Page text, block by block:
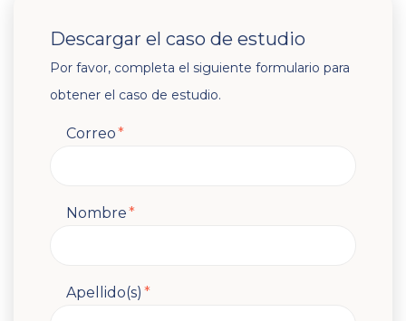
Descargar el caso de estudio
Por favor, completa el siguiente formulario para
obtener el caso de estudio.
Correo*
Nombre*
Apellido(s) *